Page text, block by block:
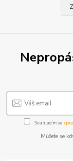
Souhlasím se
Můžete se